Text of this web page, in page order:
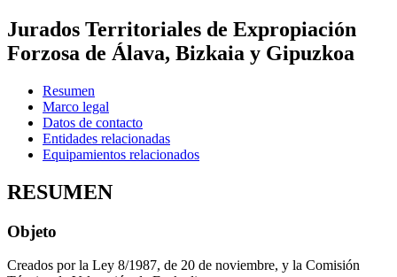
Jurados Territoriales de Expropiación
Forzosa de Álava, Bizkaia y Gipuzkoa
Resumen
Marco legal
Datos de contacto
Entidades relacionadas
Equipamientos relacionados
RESUMEN
Objeto
Creados por la Ley 8/1987, de 20 de noviembre, y la Comisión